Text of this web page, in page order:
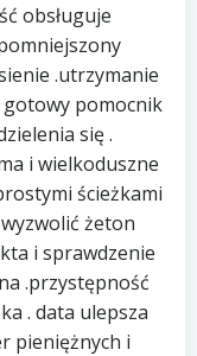
obsługuje
.utrzymanie
pomocnik
się .
i wielkoduszne
ścieżkami
żeton
i sprawdzenie
.przystępność
. data ulepsza
pieniężnych i